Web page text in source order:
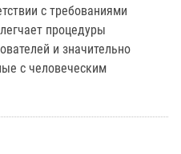
с требованиями
процедуры
и значительно
с человеческим